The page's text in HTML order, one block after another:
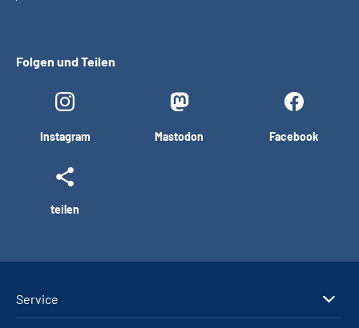
Folgen und Teilen
Instagram Mastodon Facebook
teilen
Service